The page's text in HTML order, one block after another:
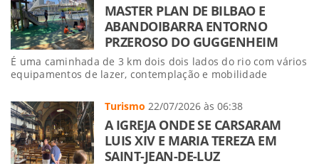
MASTER PLAN DE BILBAO E
ABANDOIBARRA ENTORNO
PRZEROSO DO GUGGENHEIM
É uma caminhada de 3 km dois dois lados do rio com vários
equipamentos de lazer, contemplação e mobilidade
Turismo 22/07/2026 às 06:38
A IGREJA ONDE SE CARSARAM
LUIS XIV E MARIA TEREZA EM
SAINT-JEAN-DE-LUZ